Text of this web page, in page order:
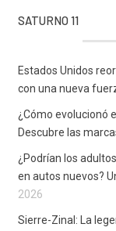
SATURNO 11
Estados Unidos
con una nueva
¿Cómo evolucionó
Descubre las
¿Podrían los
en autos nuevos?
2026
Sierre-Zinal: La